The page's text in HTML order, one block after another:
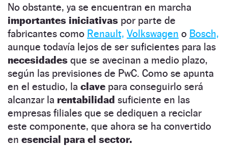
No obstante, ya se encuentran en marcha
importantes iniciativas por parte de
fabricantes como Renault, Volkswagen o Bosch,
aunque todavía lejos de ser suficientes para las
necesidades que se avecinan a medio plazo,
según las previsiones de PwC. Como se apunta
en el estudio, la clave para conseguirlo será
alcanzar la rentabilidad suficiente en las
empresas filiales que se dediquen a reciclar
este componente, que ahora se ha convertido
en esencial para el sector.